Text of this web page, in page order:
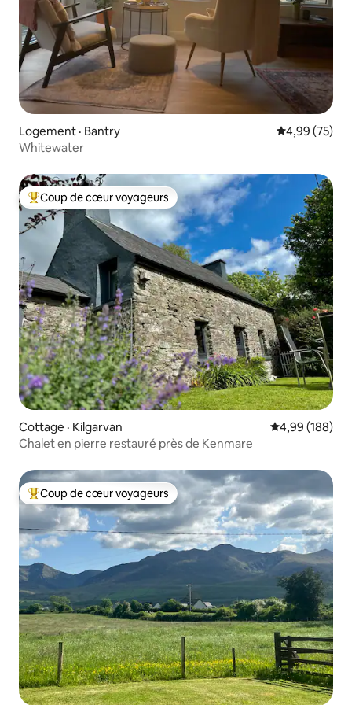
Logement · Bantry Note
4,99 (75)
Whitewater
Coup de cœur voyageurs parmi les plus aimés
Coup de cœur voyageurs
Cottage · Kilgarvan Note
4,99 (188)
Chalet en pierre restauré près de Kenmare
Coup de cœur voyageurs parmi les plus aimés
Coup de cœur voyageurs